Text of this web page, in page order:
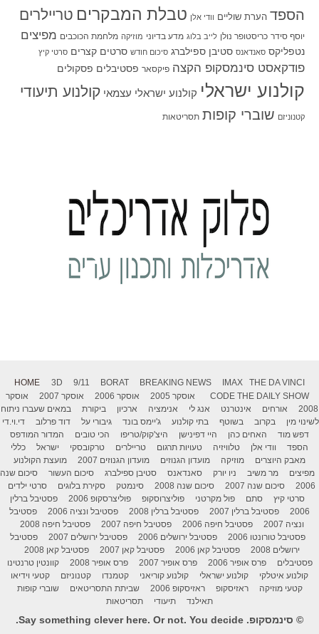
הספד הערת שוליים וודי אלן טבלת המבקרים טריילרים
יוסף סידר כריסטופר נולן לייב בלוג מדע בדיוני מוזיקה מלחמת הכוכבים מפיצים
נטפליקס סאנדאנס סטיבן ספילברג סיכום חודש סרטים קצרים סרטי קיץ
פודקאסט סינמסקופ הקצה פיקסאר פסטיבלים פסקולים
קולנוע ישראלי קולנוע ישראלי עצמאי קולנוע תיעודי
קטנוניזם שוברי קופות תסריטאות
HOME 3D 9/11 BORAT BREAKING NEWS IMAX
THE DA VINCI
CODE THE DAILY SHOW אוסקר 2005 אוסקר 2006 אוסקר 2007
אוסקר
2008
אורחים אינטרנט אנג לי אנימציה ארכיון ביקורת
במאים שעברו ניתוח
לשינוי מין
בקרוב בשוטף בתי קולנוע ג'יימס בונד גיבורי על דוד פרלוב
די.וי.די
דפש מוד
האחים כהן היי דפינישן היצ'קוק/טריפו הכי טובים
המדור המודפס
הספד
וודי אלן טלוויזיה טעויות תרגום טריילרים טרקובסקי ישראל
כללי
מאבק היוצרים
מוזיקה מועדון הגנוזים מועדון הגנוזים 2007
מועצת הקולנוע
מפיצים
מר משיב ניו יורק סאנדאנס סטיבן ספילברג סיכום העשור
סיכום שנה
2006
סיכום שנה 2007 סיכום שנה 2008 סינמטק סקירת בלוגים
סרטי ילדים
סרטי קיץ
סתם פול מקרטני פוליצרוסקופ פוליצרסקופ 2006
פסטיבל ברלין
2006
פסטיבל ברלין 2007 פסטיבל ברלין 2008 פסטיבל ונציה 2006
פסטיבל
ונציה 2007
פסטיבל חיפה 2006 פסטיבל חיפה 2007
פסטיבל חיפה 2008
פסטיבל טורונטו 2006
פסטיבל ירושלים 2006 פסטיבל ירושלים 2007
פסטיבל
ירושלים 2008
פסטיבל קאן 2006 פסטיבל קאן 2007
פסטיבל קאן 2008
פסטיבלים
פרס אופיר 2006 פרס אופיר 2007 פרס אופיר 2008
קוונטין טרנטינו
קולנוע איטלקי
קולנוע ישראלי קולנוע קוריאני קטמנדו קטנוניזם
קטעי וידיאו
קטעי מוזיקה
ראזיסקופ ראזיסקופ 2006 שביתת התסריטאים
שוברי קופות
תאילנד
תיעודי תסריטאות
© סינמסקופ. Say something clever here. Or not. You decide.